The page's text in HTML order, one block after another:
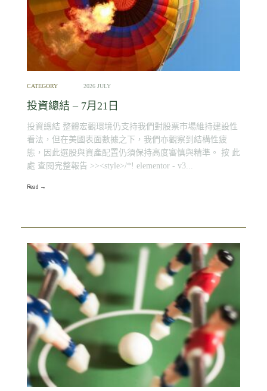
CATEGORY 2026 JULY
投資總結 – 7月21日
投資總結 整體宏觀環境仍支持我們對股票市場維持建設性
看法，但在美國表面數據之下，我們亦觀察到結構性疲
態，因此選股與資產配置仍須保持高度審慎與精準。 按 此
處 查閱完整報告 >><style>/*! elementor - v3...
Read →